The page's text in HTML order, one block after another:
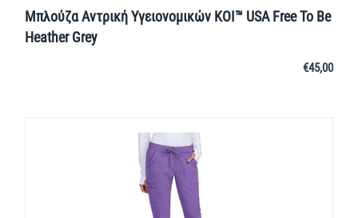
Μπλούζα Αντρική Υγειονομικών KOI™ USA Free To Be
Heather Grey
€45,00